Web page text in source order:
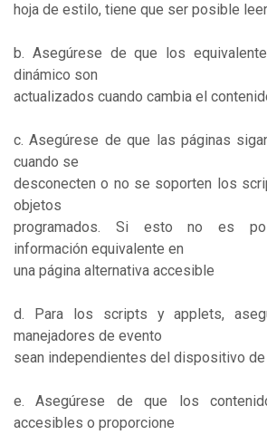
hoja de estilo, tiene que ser posible
b. Asegúrese de que los
dinámico son
actualizados cuando cambia el
c. Asegúrese de que las páginas
cuando se
desconecten o no se soporten los
objetos
programados. Si esto no es
información equivalente en
una página alternativa accesible
d. Para los scripts y applets,
manejadores de evento
sean independientes del dispositivo de
e. Asegúrese de que los
accesibles o proporcione